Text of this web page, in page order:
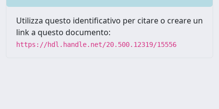
Utilizza questo identificativo per citare o creare un
link a questo documento:
https://hdl.handle.net/20.500.12319/15556